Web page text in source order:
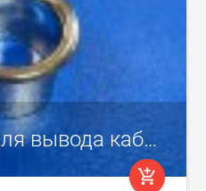
Кабель-канал для вывода кабеля через отверстие диаметром 20 мм (латунь никелированная)
add_shopping_cart